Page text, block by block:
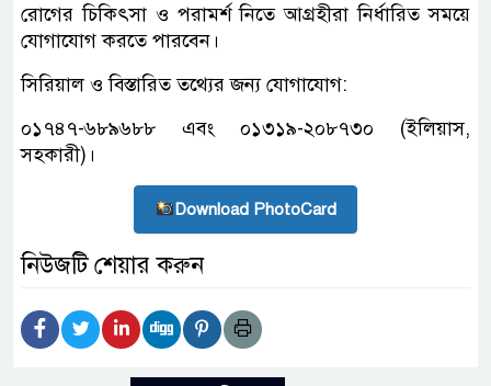
রোগের চিকিৎসা ও পরামর্শ নিতে আগ্রহীরা নির্ধারিত সময়ে
যোগাযোগ করতে পারবেন।
সিরিয়াল ও বিস্তারিত তথ্যের জন্য যোগাযোগ:
০১৭৪৭-৬৮৯৬৮৮ এবং ০১৩১৯-২০৮৭৩০ (ইলিয়াস,
সহকারী)।
Download PhotoCard
নিউজটি শেয়ার করুন